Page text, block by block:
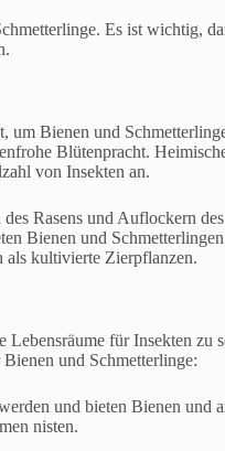
Es ist wichtig,
Bienen und
Blütenpracht.
von Insekten an.
Rasens und Auflockern
Bienen und
als kultivierte Zierpflanzen.
für Insekten zu
und Schmetterlinge:
und bieten Bienen und
nisten.